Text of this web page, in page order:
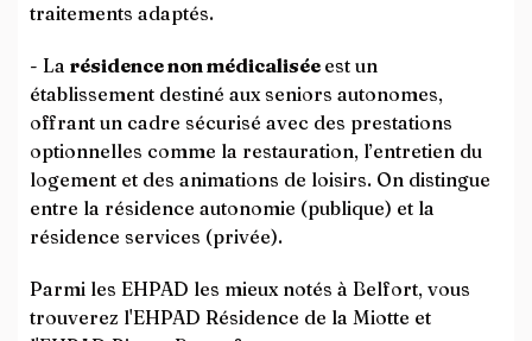
traitements adaptés.
- La résidence non médicalisée est un
établissement destiné aux seniors autonomes,
offrant un cadre sécurisé avec des prestations
optionnelles comme la restauration, l’entretien du
logement et des animations de loisirs. On distingue
entre la résidence autonomie (publique) et la
résidence services (privée).
Parmi les EHPAD les mieux notés à Belfort, vous
trouverez l'EHPAD Résidence de la Miotte et